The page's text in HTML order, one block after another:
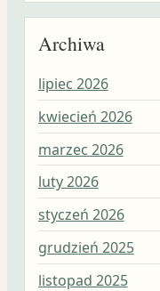
Archiwa
lipiec 2026
kwiecień 2026
marzec 2026
luty 2026
styczeń 2026
grudzień 2025
listopad 2025